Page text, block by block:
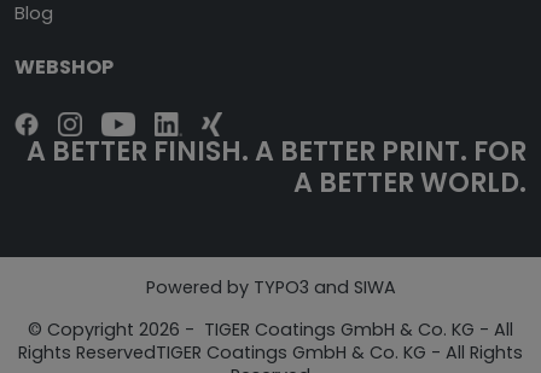
Blog
WEBSHOP
A BETTER FINISH. A BETTER PRINT. FOR
A BETTER WORLD.
Powered by TYPO3 and SIWA
© Copyright 2026 - TIGER Coatings GmbH & Co. KG - All
Rights ReservedTIGER Coatings GmbH & Co. KG - All Rights